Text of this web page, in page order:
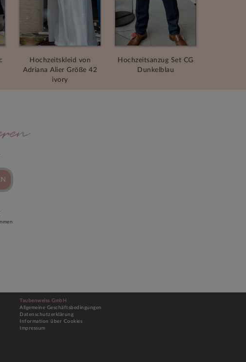
Hochzeitskleid von
Adriana Alier Größe 42
ivory
Hochzeitsanzug Set CG
Dunkelblau
Taubenweiss GmbH
Allgemeine Geschäftsbedingungen
Datenschutzerklärung
Information über Cookies
Impressum